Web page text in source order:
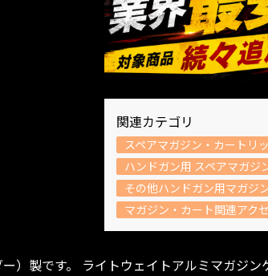
関連カテゴリ
スペアマガジン・カートリ
ハンドガン用 スペアマガジ
その他ハンドガン用マガジ
マガジン・カート関連アク
）製です。 ライトウェイトアルミマガジ